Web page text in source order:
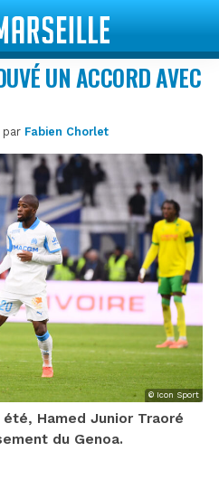
UN ACCORD AVEC
par Fabien Chorlet
© Icon Sport
Hamed Junior Traoré
du Genoa.